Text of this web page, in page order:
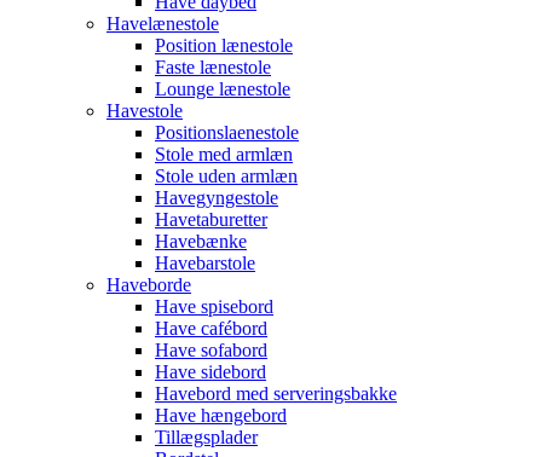
Havelænestole
Position lænestole
Faste lænestole
Lounge lænestole
Havestole
Positionslaenestole
Stole med armlæn
Stole uden armlæn
Havegyngestole
Havetaburetter
Havebænke
Havebarstole
Haveborde
Have spisebord
Have cafébord
Have sofabord
Have sidebord
Havebord med serveringsbakke
Have hængebord
Tillægsplader